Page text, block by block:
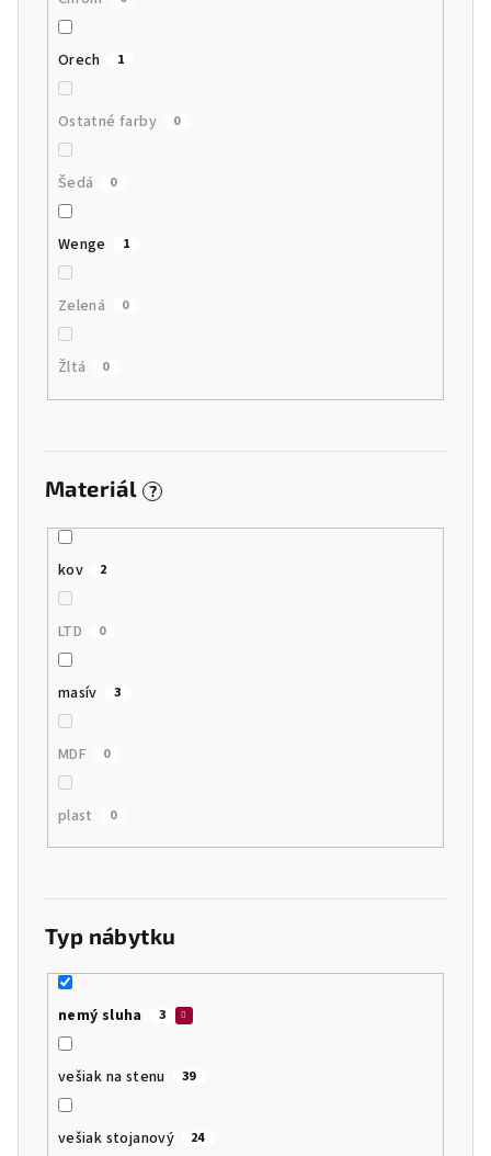
Orech 1
Ostatné farby 0
Šedá 0
Wenge 1
Zelená 0
Žltá 0
Materiál ?
kov 2
LTD 0
masív 3
MDF 0
plast 0
Typ nábytku
nemý sluha 3
vešiak na stenu 39
vešiak stojanový 24